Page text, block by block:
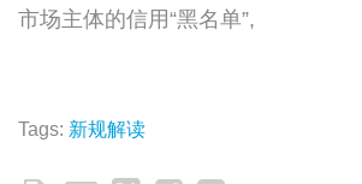
市场主体的信用“黑名单”,
Tags: 新规解读